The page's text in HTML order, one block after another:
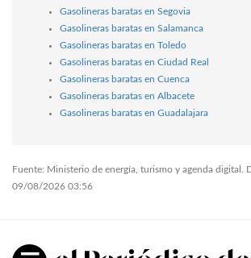
Gasolineras baratas en Segovia
Gasolineras baratas en Salamanca
Gasolineras baratas en Toledo
Gasolineras baratas en Ciudad Real
Gasolineras baratas en Cuenca
Gasolineras baratas en Albacete
Gasolineras baratas en Guadalajara
Fuente: Ministerio de energía, turismo y agenda digital.
09/08/2026 03:56